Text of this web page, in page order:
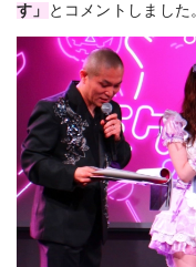
す」
とコメントしました